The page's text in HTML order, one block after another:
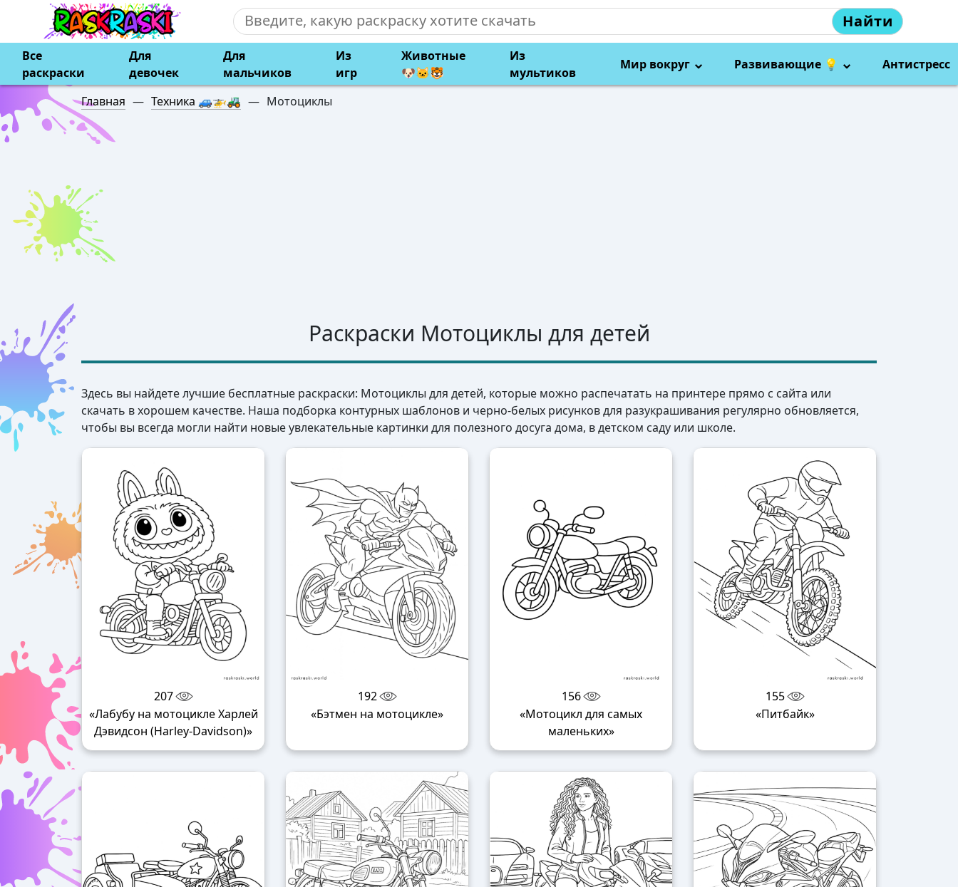
Найти
Все
раскраски
Для
девочек
Для
мальчиков
Из
игр
Животные
🐶🐱🐯
Из
мультиков
Мир вокруг Развивающие 💡 Антистресс
Главная — Техника 🚙🚁🚜 — Мотоциклы
Раскраски Мотоциклы для детей
Здесь вы найдете лучшие бесплатные раскраски: Мотоциклы для детей, которые можно распечатать на принтере прямо с сайта или
скачать в хорошем качестве. Наша подборка контурных шаблонов и черно-белых рисунков для разукрашивания регулярно обновляется,
чтобы вы всегда могли найти новые увлекательные картинки для полезного досуга дома, в детском саду или школе.
207
«Лабубу на мотоцикле Харлей
Дэвидсон (Harley-Davidson)»
192
«Бэтмен на мотоцикле»
156
«Мотоцикл для самых
маленьких»
155
«Питбайк»